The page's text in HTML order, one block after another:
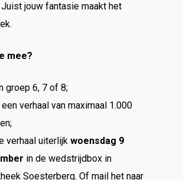
jouw fantasie maakt het
mee?
groep 6, 7 of 8;
verhaal van maximaal 1.000
verhaal uiterlijk woensdag 9
in de wedstrijdbox in
Soesterberg. Of mail het naar